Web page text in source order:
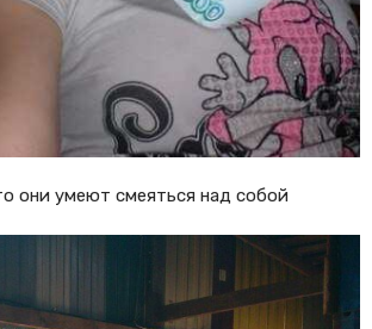
они умеют смеяться над собой